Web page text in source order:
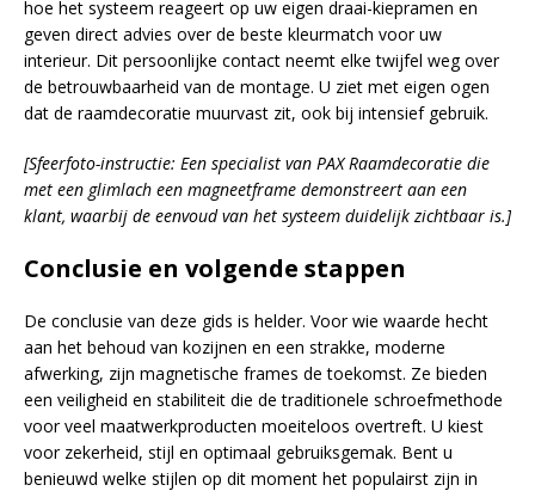
hoe het systeem reageert op uw eigen draai-kiepramen en
geven direct advies over de beste kleurmatch voor uw
interieur. Dit persoonlijke contact neemt elke twijfel weg over
de betrouwbaarheid van de montage. U ziet met eigen ogen
dat de raamdecoratie muurvast zit, ook bij intensief gebruik.
[Sfeerfoto-instructie: Een specialist van PAX Raamdecoratie die
met een glimlach een magneetframe demonstreert aan een
klant, waarbij de eenvoud van het systeem duidelijk zichtbaar is.]
Conclusie en volgende stappen
De conclusie van deze gids is helder. Voor wie waarde hecht
aan het behoud van kozijnen en een strakke, moderne
afwerking, zijn magnetische frames de toekomst. Ze bieden
een veiligheid en stabiliteit die de traditionele schroefmethode
voor veel maatwerkproducten moeiteloos overtreft. U kiest
voor zekerheid, stijl en optimaal gebruiksgemak. Bent u
benieuwd welke stijlen op dit moment het populairst zijn in